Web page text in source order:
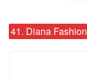
41. Diana Fashion